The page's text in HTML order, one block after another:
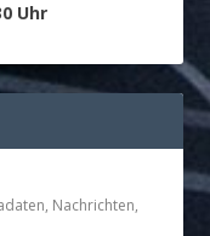
Uhr
, Nachrichten,